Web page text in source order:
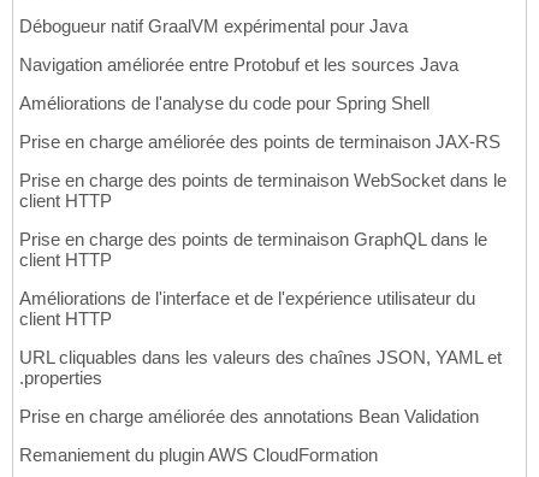
Débogueur natif GraalVM expérimental pour Java
Navigation améliorée entre Protobuf et les sources Java
Améliorations de l'analyse du code pour Spring Shell
Prise en charge améliorée des points de terminaison JAX-RS
Prise en charge des points de terminaison WebSocket dans le
client HTTP
Prise en charge des points de terminaison GraphQL dans le
client HTTP
Améliorations de l'interface et de l'expérience utilisateur du
client HTTP
URL cliquables dans les valeurs des chaînes JSON, YAML et
.properties
Prise en charge améliorée des annotations Bean Validation
Remaniement du plugin AWS CloudFormation